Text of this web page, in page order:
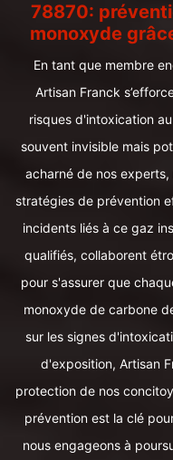
78870:
monoxyde
En tant que membre
Artisan Franck
risques d'intoxication
souvent invisible mais
acharné de nos
stratégies de prévention
incidents liés à ce gaz
qualifiés, collaborent
pour s'assurer que
monoxyde de carbone
sur les signes
d'exposition, Artisan
protection de nos
prévention est la clé
nous engageons à